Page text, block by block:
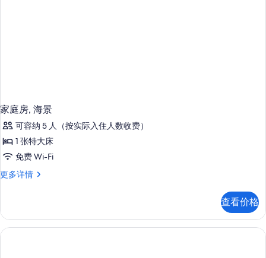
家庭房, 海景
可容纳 5 人（按实际入住人数收费）
1 张特大床
免费 Wi-Fi
更多详情
家
景
更
多
查看价格